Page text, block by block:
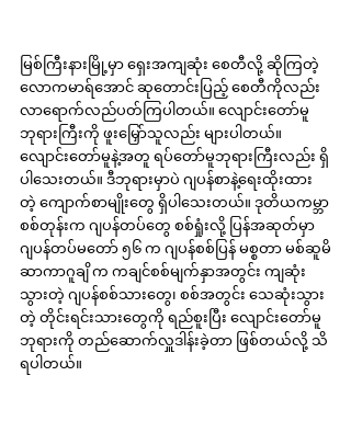
မြစ်ကြီးနားမြို့မှာ ရှေးအကျဆုံး စေတီလို့ ဆိုကြတဲ့
လောကမာရ်အောင် ဆုတောင်းပြည့် စေတီကိုလည်း
လာရောက်လည်ပတ်ကြပါတယ်။ လျောင်းတော်မူ
ဘုရားကြီးကို ဖူးမြှော်သူလည်း များပါတယ်။
လျောင်းတော်မူနဲ့အတူ ရပ်တော်မူဘုရားကြီးလည်း ရှိ
ပါသေးတယ်။ ဒီဘုရားမှာပဲ ဂျပန်စာနဲ့ရေးထိုးထား
တဲ့ ကျောက်စာမျိုးတွေ ရှိပါသေးတယ်။ ဒုတိယကမ္ဘာ
စစ်တုန်းက ဂျပန်တပ်တွေ စစ်ရှုံးလို့ ပြန်အဆုတ်မှာ
ဂျပန်တပ်မတော် ၅၆ က ဂျပန်စစ်ပြန် မစ္စတာ မစ်ဆူမိ
ဆာကာဂူချိ က ကချင်စစ်မျက်နှာအတွင်း ကျဆုံး
သွားတဲ့ ဂျပန်စစ်သားတွေ၊ စစ်အတွင်း သေဆုံးသွား
တဲ့ တိုင်းရင်းသားတွေကို ရည်စူးပြီး လျောင်းတော်မူ
ဘုရားကို တည်ဆောက်လှူဒါန်းခဲ့တာ ဖြစ်တယ်လို့ သိ
ရပါတယ်။